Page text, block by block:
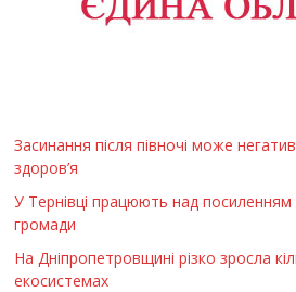
Засинання після півночі може
здоров’я
У Тернівці працюють над посиленням
громади
На Дніпропетровщині різко зросла
екосистемах